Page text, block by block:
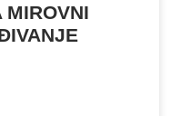
MIROVNI